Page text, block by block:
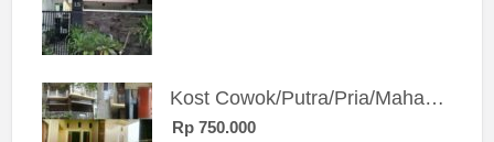
Kost Cowok/Putra/Pria/Mahasiswa/Karyawan SIngle eksklusif bangunan baru
Rp 750.000